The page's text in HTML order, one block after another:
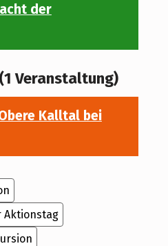
der
(1 Veranstaltung)
Kalltal bei
Aktionstag